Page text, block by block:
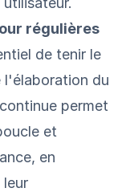
régulières
de tenir le
l'élaboration du
permet
et
en